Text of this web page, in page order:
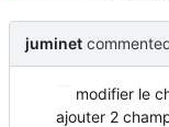
juminet
modifier le
ajouter 2